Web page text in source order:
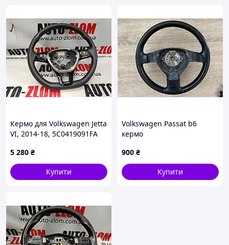
Кермо для Volkswagen Jetta
VI, 2014-18, 5C0419091FA
5 280 ₴
Купити
Volkswagen Passat b6
кермо
900 ₴
Купити